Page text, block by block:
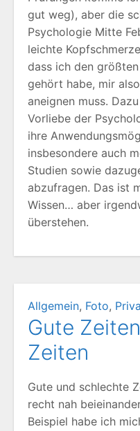
gut weg), aber die
Psychologie Mitte
leichte
dass ich den
gehört habe, mir
aneignen muss.
Vorliebe der
ihre
insbesondere auch
Studien sowie
abzufragen. Das ist
Wissen… aber
überstehen.
Allgemein, Foto,
Gute
Zeiten
Gute und schlechte
recht nah
Beispiel habe ich